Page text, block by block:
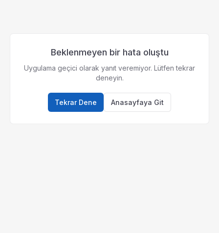
Beklenmeyen bir hata oluştu
Uygulama geçici olarak yanıt veremiyor. Lütfen tekrar
deneyin.
Tekrar Dene Anasayfaya Git